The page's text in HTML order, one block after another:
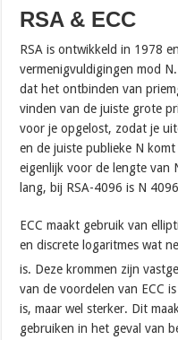
RSA & ECC
RSA is ontwikkeld in 1978
vermenigvuldigingen mod
dat het ontbinden van
vinden van de juiste grote
voor je opgelost, zodat je
en de juiste publieke N
eigenlijk voor de lengte van
lang, bij RSA-4096 is N
ECC maakt gebruik van
en discrete logaritmes wat
is. Deze krommen zijn
van de voordelen van ECC
is, maar wel sterker. Dit
gebruiken in het geval van